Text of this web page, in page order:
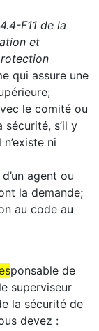
F11 de la
et
qui assure une
le comité ou
sécurité, s’il y
ni
agent ou
la demande;
au code au
ponsable de
superviseur
la sécurité de
devez :